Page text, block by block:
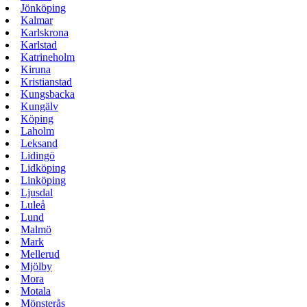
Jönköping
Kalmar
Karlskrona
Karlstad
Katrineholm
Kiruna
Kristianstad
Kungsbacka
Kungälv
Köping
Laholm
Leksand
Lidingö
Lidköping
Linköping
Ljusdal
Luleå
Lund
Malmö
Mark
Mellerud
Mjölby
Mora
Motala
Mönsterås